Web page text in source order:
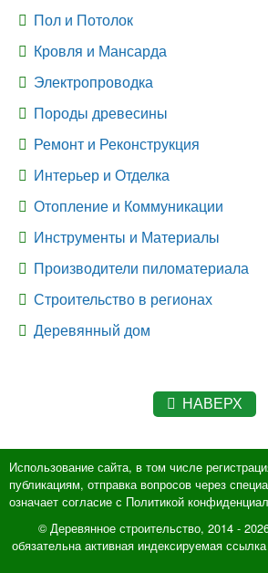
Пол и Потолок
Кровля и Мансарда
Электропроводка
Породы древесины
Ремонт и Реконструкция
Интерьер и Отделка
Отопление и Коммуникации
Инструменты и Материалы
Производители пиломатериала
Строительство в регионах
Деревянный дом
НАВЕРХ
Использование сайта, в том числе
публикациям, отправка вопросов через
означает согласие с Политикой
© Деревянное строительство, 2014 -
обязательна активная индексируемая